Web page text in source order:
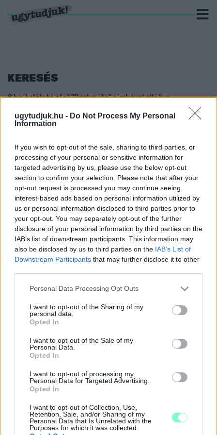
ugytudjuk.hu - Do Not Process My Personal
Information
If you wish to opt-out of the sale, sharing to third parties, or
processing of your personal or sensitive information for
targeted advertising by us, please use the below opt-out
section to confirm your selection. Please note that after your
opt-out request is processed you may continue seeing
interest-based ads based on personal information utilized by
us or personal information disclosed to third parties prior to
your opt-out. You may separately opt-out of the further
disclosure of your personal information by third parties on the
IAB’s list of downstream participants. This information may
also be disclosed by us to third parties on the IAB’s List of
Downstream Participants that may further disclose it to other
Please note that this website/app uses one or more Google
not limited to your visit or usage behaviour. You may click to
grant or deny consent to Google and its third-party tags to
use your data for below specified purposes in below Google
consent section.
Personal Data Processing Opt Outs
I want to opt-out of the Sharing of my
personal data.
Opted In
I want to opt-out of the Sale of my
Personal Data.
Opted In
I want to opt-out of processing my
Personal Data for Targeted Advertising.
Opted In
I want to opt-out of Collection, Use,
Retention, Sale, and/or Sharing of my
Personal Data that Is Unrelated with the
Purposes for which it was collected.
KERESÉS
8 hír találató a(z) "Derkovits" cimkével ellátva.
KÖZÖSSÉGI SZEMÉTSZEDÉSRE HÍVJA A
2022. augusztus. 17. 17:30
Várnak mindenkit, aki szeretné, hogy lakókörnyezete szebb,
tisztább és rendezettebb legyen
FÜRKÉSZEINK ÉS PORTYÁZÓINK JELENTIK:
CSŐTÖRÉS MIATT NINCS VÍZ SZOMBATHELYEN,
A DERKÓN
2020. március. 23. 14:01
A Szűrcsapó utcai gépházban történt a technikai probléma.
SZEMÉTGYŰJTÉSRE HÍVJA A
SZOMBATHELYIEKET A DERKOVITS
VÁROSRÉSZÉRT EGYESÜLET
Szombathely 4. számú önkormányzati választókörzeti
HÓNAPOKKAL A HATÁRIDŐ ELŐTT BIRTOKBA
VEHETIK A DERKOVITSIAK AZ ÚJ
2019. Április. 17. 15:25
74 új parkoló könnyíti a Bem-Váci környékén élők napi gondjait.
VISSZAKAPTA JELKÉPÉT SZOMBATHELY
LEGNAGYOBB BÖLCSŐDÉJE
2019. március. 25. 15:29
ZSÁKSZÁMRA SZEDTE A SZEMETET A
DERKOVITS KÉPVISELŐJE